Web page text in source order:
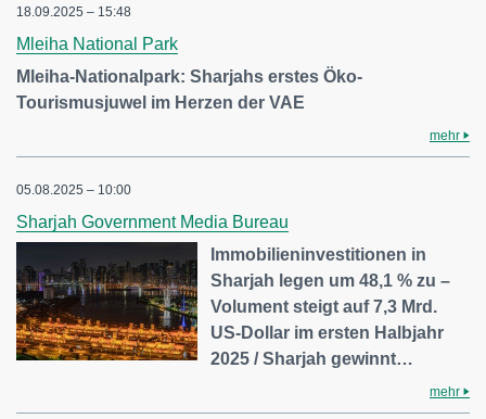
18.09.2025 – 15:48
Mleiha National Park
Mleiha-Nationalpark: Sharjahs erstes Öko-
Tourismusjuwel im Herzen der VAE
mehr
05.08.2025 – 10:00
Sharjah Government Media Bureau
Immobilieninvestitionen in
Sharjah legen um 48,1 % zu –
Volument steigt auf 7,3 Mrd.
US-Dollar im ersten Halbjahr
2025 / Sharjah gewinnt…
mehr